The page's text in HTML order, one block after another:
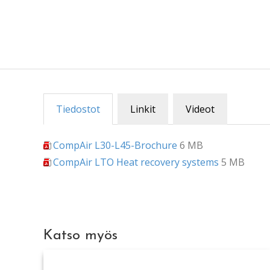
Tiedostot Linkit Videot
CompAir L30-L45-Brochure 6 MB
CompAir LTO Heat recovery systems 5 MB
Katso myös